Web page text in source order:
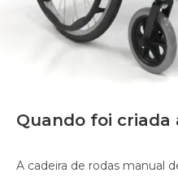
Quando foi criada
A cadeira de rodas manual